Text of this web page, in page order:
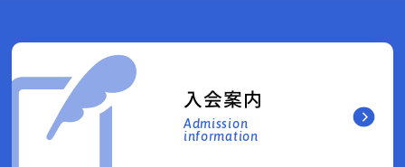
入会案内
Admission
information